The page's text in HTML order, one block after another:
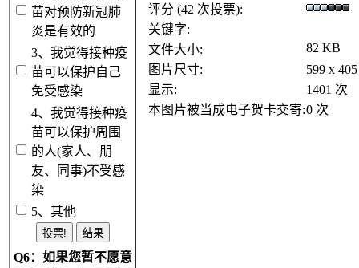
苗对预防新冠肺
炎是有效的
3、我觉得接种疫
苗可以保护自己
免受感染
4、我觉得接种疫
苗可以保护周围
的人(家人、朋
友、同事)不受感
染
5、其他
Q6：如果您暂不愿意
评分 (42 次投票):
关键字:
文件大小:
82 KB
图片尺寸:
599 x
显示:
1401 次
本图片被当成电子贺卡交寄:0 次